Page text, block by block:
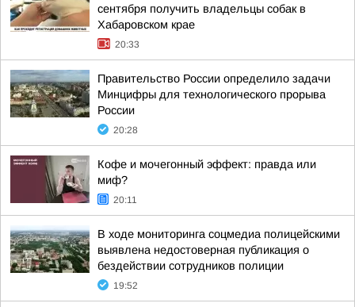
сентября получить владельцы собак в
Хабаровском крае
20:33
Правительство России определило задачи
Минцифры для технологического прорыва
России
20:28
Кофе и мочегонный эффект: правда или
миф?
20:11
В ходе мониторинга соцмедиа полицейскими
выявлена недостоверная публикация о
бездействии сотрудников полиции
19:52